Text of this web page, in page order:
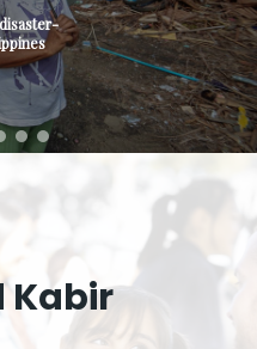
Kabir